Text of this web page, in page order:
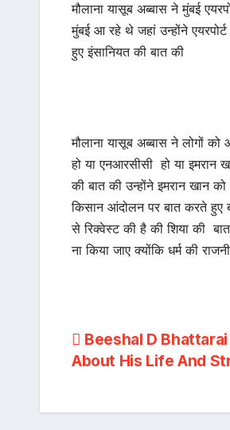
मौलाना यासूब अब्बास ने मुंबई
मुंबई आ रहे थे जहां उन्होंने
हुए इंसानियत की बात की
मौलाना यासूब अब्बास ने लोगों
हो या एनआरसीसी हो या इमरान
की बात की उन्होंने इमरान खान
किसान आंदोलन पर बात करते हुए
से रिक्वेस्ट की है की शिया की
ना किया जाए क्योंकि धर्म की
Post
navigation
Beeshal D
About His Life And